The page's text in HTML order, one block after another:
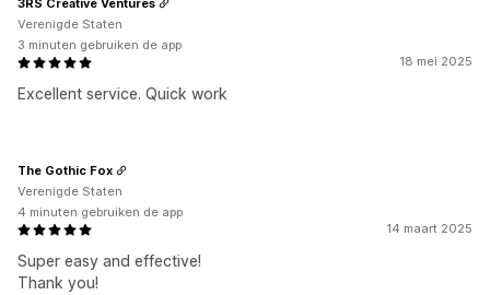
18 mei 2025
Excellent service. Quick work
Verenigde Staten
3 minuten gebruiken de app
14 maart 2025
Super easy and effective!
Thank you!
The Gothic Fox
Verenigde Staten
4 minuten gebruiken de app